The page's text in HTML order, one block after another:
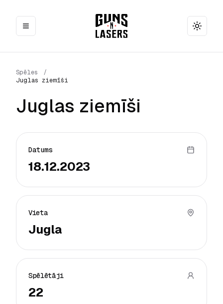
Toggle
Spēles
/
Juglas ziemīši
Juglas ziemīši
Datums
18.12.2023
Vieta
Jugla
Spēlētāji
22